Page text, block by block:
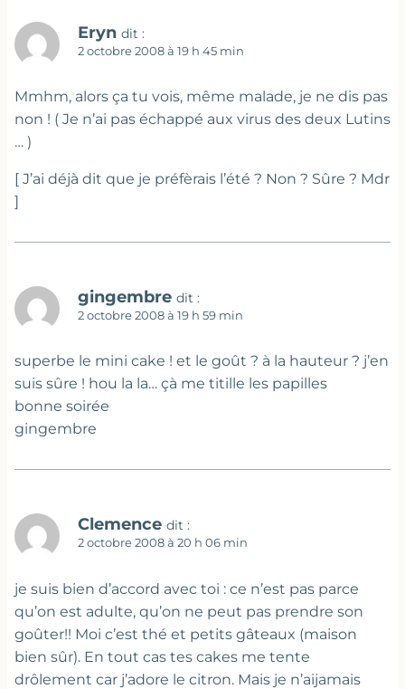
Eryn dit :
2 octobre 2008 à 19 h 45 min
Mmhm, alors ça tu vois, même malade, je ne dis pas
non ! ( Je n’ai pas échappé aux virus des deux Lutins
… )
[ J’ai déjà dit que je préfèrais l’été ? Non ? Sûre ? Mdr
]
gingembre dit :
2 octobre 2008 à 19 h 59 min
superbe le mini cake ! et le goût ? à la hauteur ? j’en
suis sûre ! hou la la… çà me titille les papilles
bonne soirée
gingembre
Clemence dit :
2 octobre 2008 à 20 h 06 min
je suis bien d’accord avec toi : ce n’est pas parce
qu’on est adulte, qu’on ne peut pas prendre son
goûter!! Moi c’est thé et petits gâteaux (maison
bien sûr). En tout cas tes cakes me tente
drôlement car j’adore le citron. Mais je n’aijamais